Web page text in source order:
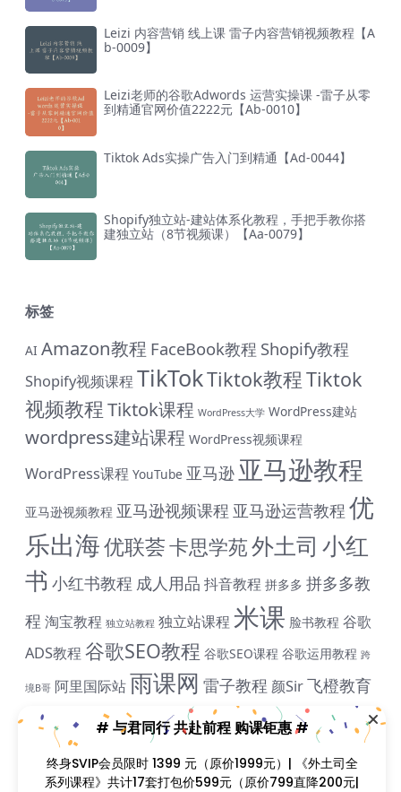
Leizi 内容营销 线上课 雷子内容营销视频教程【A
b-0009】
Leizi老师的谷歌Adwords 运营实操课 -雷子从零
到精通官网价值2222元【Ab-0010】
Tiktok Ads实操广告入门到精通【Ad-0044】
Shopify独立站-建站体系化教程，手把手教你搭
建独立站（8节视频课）【Aa-0079】
标签
AI Amazon教程 FaceBook教程 Shopify教程
Shopify视频课程TikTokTiktok教程Tiktok
视频教程Tiktok课程 WordPress大学 WordPress建站
wordpress建站课程 WordPress视频课程
WordPress课程 YouTube 亚马逊 亚马逊教程
亚马逊视频教程 亚马逊视频课程 亚马逊运营教程 优
乐出海优联荟卡思学苑外土司 小红
书 小红书教程 成人用品 抖音教程 拼多多 拼多多教
程 淘宝教程 独立站教程 独立站课程米课 脸书教程 谷歌
ADS教程谷歌SEO教程 谷歌SEO课程 谷歌运用教程 跨
境B哥 阿里国际站雨课网 雷子教程 颜Sir飞橙教育
课程介绍：
课程目录：
# 与君同行 共赴前程 购课钜惠 #
终身SVIP会员限时 1399 元（原价1999元）| 《外土司全
系列课程》共计17套打包价599元（原价799直降200元|
含近期解码新课） | 《米课全系列课程》打包价599元